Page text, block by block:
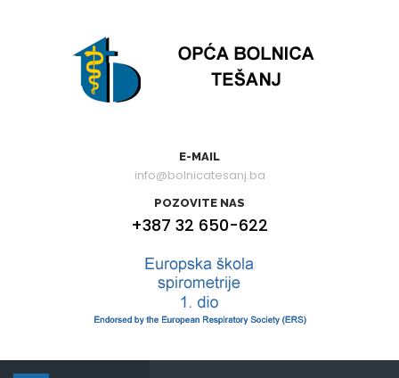
E-MAIL
info@bolnicatesanj.ba
POZOVITE NAS
+387 32 650-622